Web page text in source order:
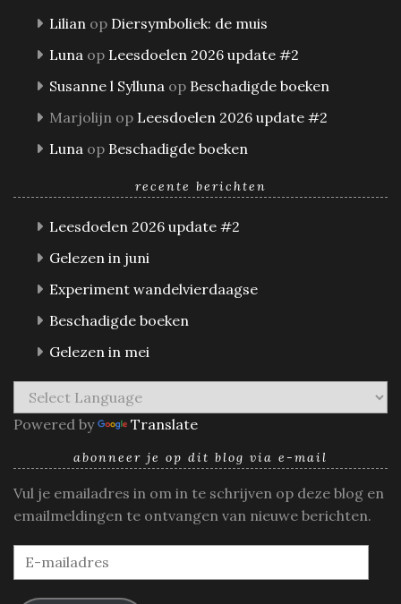
Lilian op Diersymboliek: de muis
Luna op Leesdoelen 2026 update #2
Susanne l Sylluna op Beschadigde boeken
Marjolijn op Leesdoelen 2026 update #2
Luna op Beschadigde boeken
recente berichten
Leesdoelen 2026 update #2
Gelezen in juni
Experiment wandelvierdaagse
Beschadigde boeken
Gelezen in mei
Powered by Translate
abonneer je op dit blog via e-mail
Vul je emailadres in om in te schrijven op deze blog en
emailmeldingen te ontvangen van nieuwe berichten.
E-
mailadres